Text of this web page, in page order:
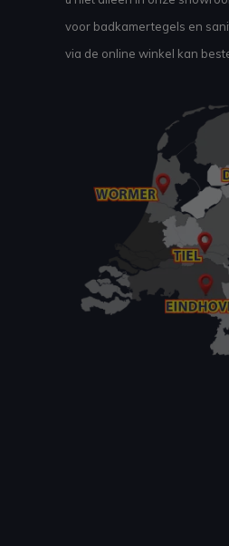
voor badkamertegels en
via de online winkel kan